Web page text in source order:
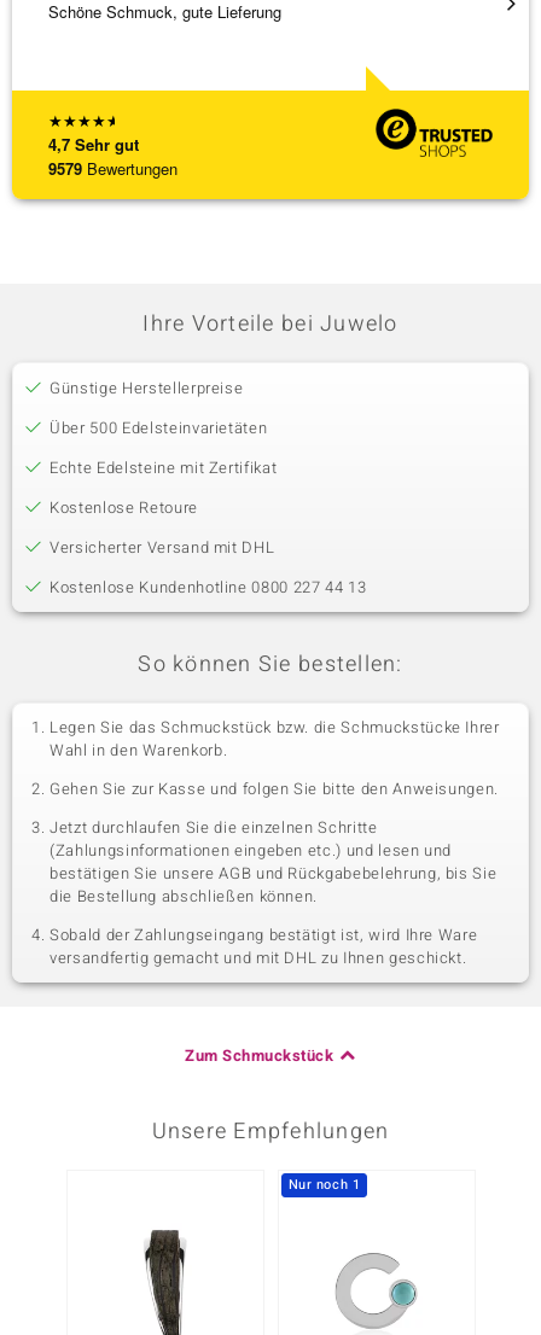
★★★★★
4,7 Sehr gut
9579 Bewertungen
Schöne Schmuck, gute Lieferung
Ihre Vorteile bei Juwelo
Günstige Herstellerpreise
Über 500 Edelsteinvarietäten
Echte Edelsteine mit Zertifikat
Kostenlose Retoure
Versicherter Versand mit DHL
Kostenlose Kundenhotline 0800 227 44 13
So können Sie bestellen:
Legen Sie das Schmuckstück bzw. die Schmuckstücke Ihrer
Wahl in den Warenkorb.
Gehen Sie zur Kasse und folgen Sie bitte den Anweisungen.
Jetzt durchlaufen Sie die einzelnen Schritte
(Zahlungsinformationen eingeben etc.) und lesen und
bestätigen Sie unsere AGB und Rückgabebelehrung, bis Sie
die Bestellung abschließen können.
Sobald der Zahlungseingang bestätigt ist, wird Ihre Ware
versandfertig gemacht und mit DHL zu Ihnen geschickt.
Zum Schmuckstück
Unsere Empfehlungen
Nur noch 1